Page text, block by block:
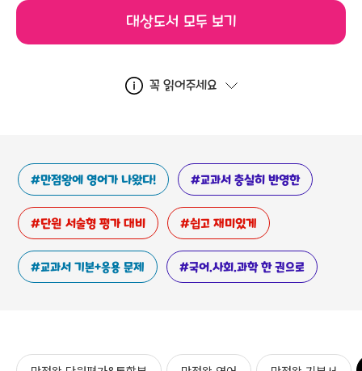
대상도서 모두 보기
꼭 읽어주세요
#만점왕에 영어가 나왔다! #교과서 충실히 반영한
#단원 서술형 평가 대비 #쉽고 재미있게
#교과서 기본+응용 문제 #국어.사회.과학 한 권으로